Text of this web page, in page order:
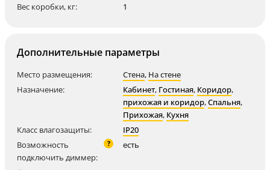
Вес коробки, кг:
1
Дополнительные параметры
Место размещения: Стена, На стене
Назначение:
Кабинет, Гостиная, Коридор,
прихожая и коридор,Спальня,
Прихожая, Кухня
Класс влагозащиты:
IP20
Возможность
подключить диммер:
? есть